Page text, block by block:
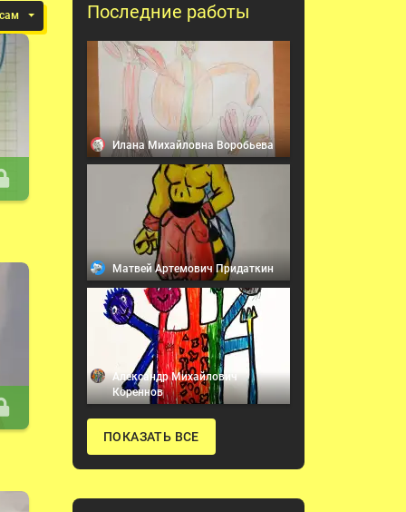
Последние работы
Илана Михайловна Воробьева
Матвей Артемович Придаткин
Александр Михайлович
Кореннов
ПОКАЗАТЬ ВСЕ